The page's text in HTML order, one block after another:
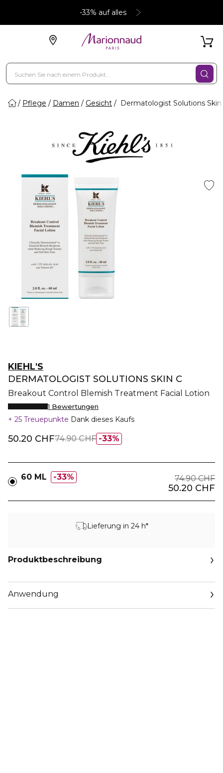
-33% auf alles
Pflege Damen Gesicht Dermatologist Solutions
KIEHL'S
DERMATOLOGIST SOLUTIONS SKIN C
Breakout Control Blemish Treatment Facial Lotion
1 Bewertungen
25 Treuepunkte Dank dieses Kaufs
33%
50.20 CHF74.90 CHF
60 ML 33% 74.90 CHF
50.20 CHF
Lieferung in 24 h*
Produktbeschreibung
Anwendung